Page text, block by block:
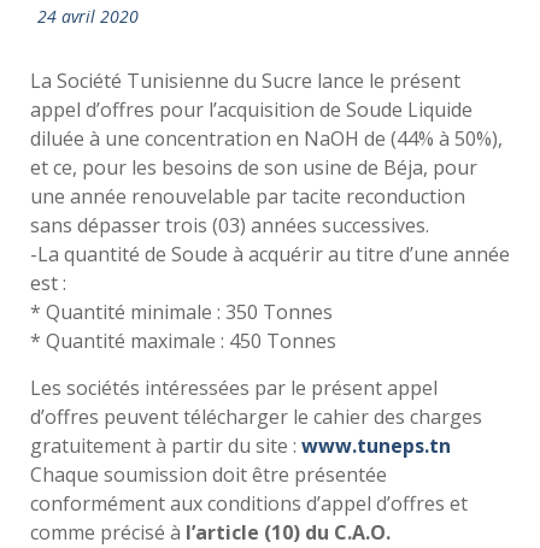
24 avril 2020
La Société Tunisienne du Sucre lance le présent
appel d’offres pour l’acquisition de Soude Liquide
diluée à une concentration en NaOH de (44% à 50%),
et ce, pour les besoins de son usine de Béja, pour
une année renouvelable par tacite reconduction
sans dépasser trois (03) années successives.
-La quantité de Soude à acquérir au titre d’une année
est :
* Quantité minimale : 350 Tonnes
* Quantité maximale : 450 Tonnes
Les sociétés intéressées par le présent appel
d’offres peuvent télécharger le cahier des charges
gratuitement à partir du site : www.tuneps.tn
Chaque soumission doit être présentée
conformément aux conditions d’appel d’offres et
comme précisé à l’article (10) du C.A.O.